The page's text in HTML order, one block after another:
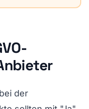
der